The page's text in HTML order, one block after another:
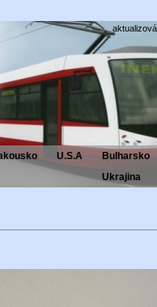
Bulharsko
U.S.A
Ukrajina